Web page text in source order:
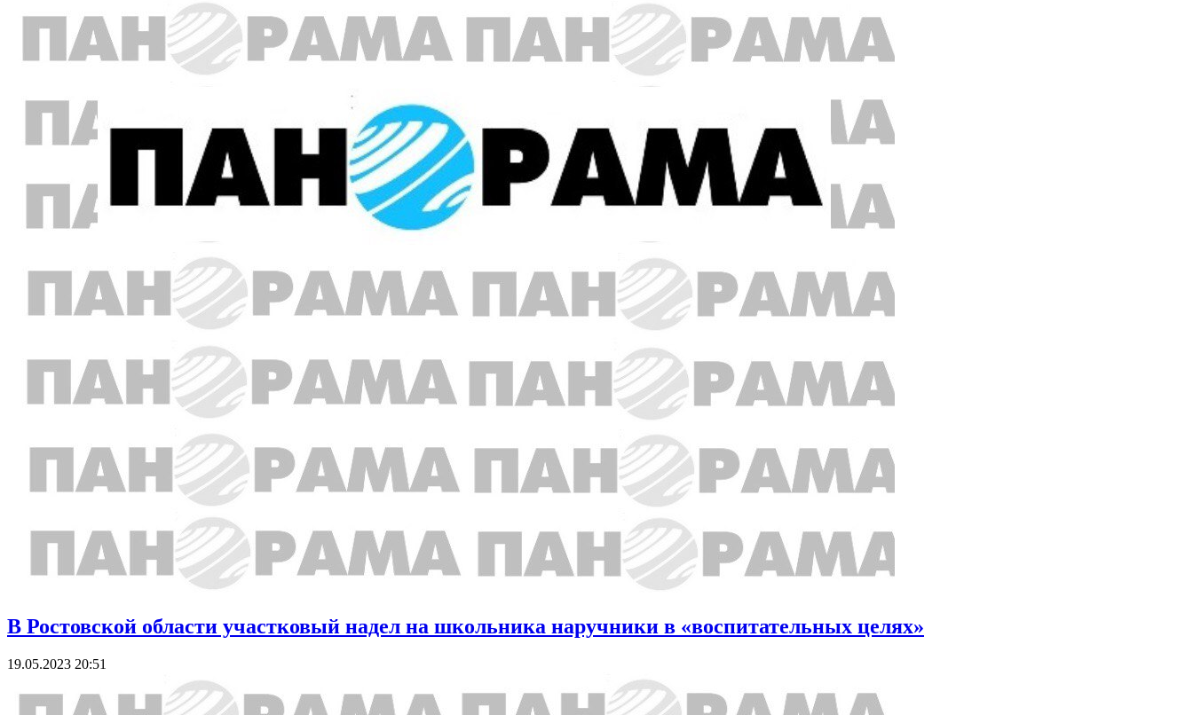
В Ростовской области участковый надел на школьника наручники в «воспитательных целях»
19.05.2023 20:51